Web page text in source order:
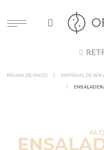
PÁGINA DE INICIO MATERIAL DE